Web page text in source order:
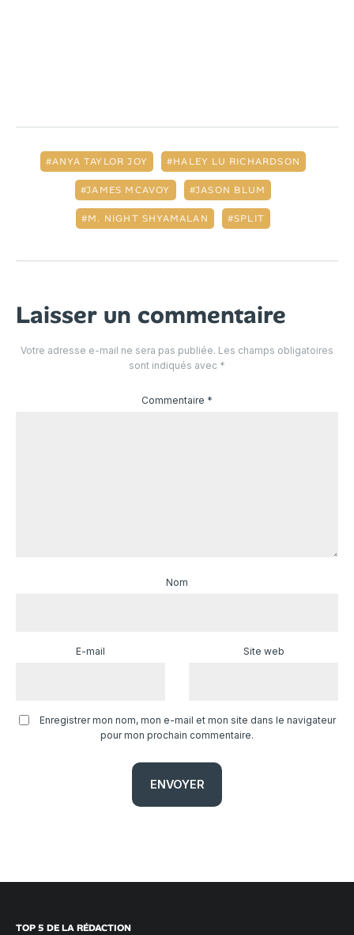
ANYA TAYLOR JOY HALEY LU RICHARDSON
JAMES MCAVOY JASON BLUM
M. NIGHT SHYAMALAN SPLIT
Laisser un commentaire
Votre adresse e-mail ne sera pas publiée. Les champs obligatoires
sont indiqués avec *
Commentaire *
Nom
E-mail Site web
Enregistrer mon nom, mon e-mail et mon site dans le navigateur
pour mon prochain commentaire.
TOP 5 DE LA RÉDACTION